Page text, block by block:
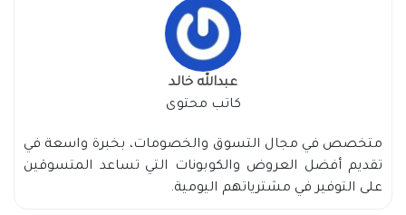
عبدالله خالد
كاتب محتوى
متخصص في مجال التسوق والخصومات، بخبرة واسعة في
تقديم أفضل العروض والكوبونات التي تساعد المتسوقين
على التوفير في مشترياتهم اليومية.